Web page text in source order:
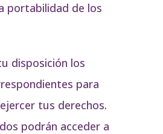
portabilidad de los
disposición los
para
tus derechos.
podrán acceder a